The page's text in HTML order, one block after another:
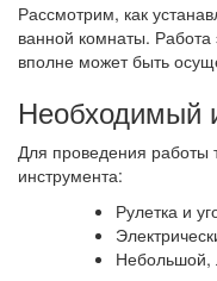
Рассмотрим, как
ванной комнаты.
вполне может быть
Необходимый
Для проведения работы
инструмента:
Рулетка и
Небольшой,